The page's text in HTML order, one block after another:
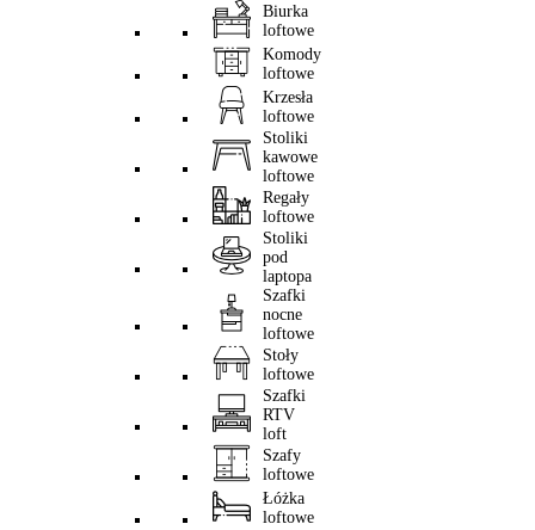
Biurka
loftowe
Komody
loftowe
Krzesła
loftowe
Stoliki
kawowe
loftowe
Regały
loftowe
Stoliki
pod
laptopa
Szafki
nocne
loftowe
Stoły
loftowe
Szafki
RTV
loft
Szafy
loftowe
Łóżka
loftowe